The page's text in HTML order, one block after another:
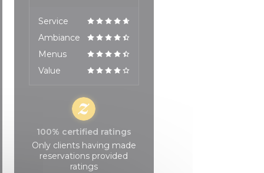
Service
Ambiance
Menus
Value
100% certified ratings
Only clients having made
reservations provided
ratings